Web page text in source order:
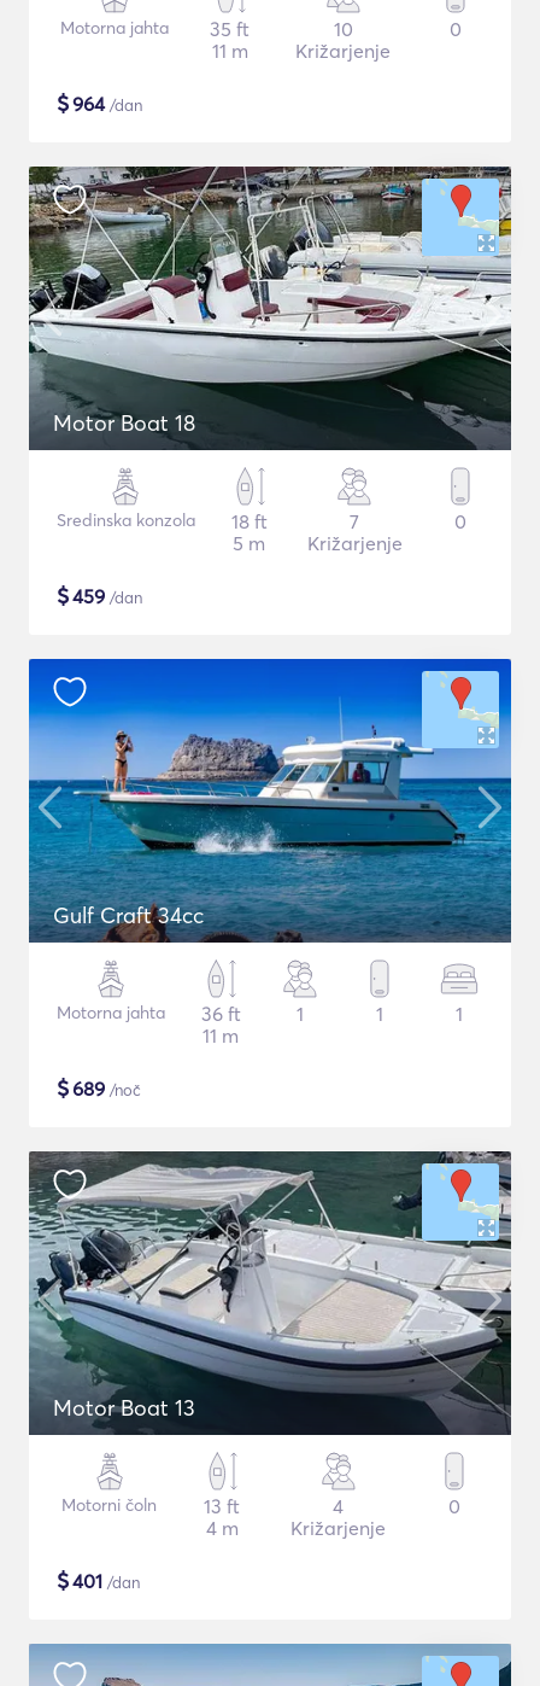
Motorna jahta
35 ft
11 m
10
Križarjenje
0
$964/dan
Motor Boat 18
Sredinska konzola
18 ft
5 m
7
Križarjenje
0
$459 /dan
Gulf Craft 34cc
Motorna jahta
36 ft
11 m
1 1 1
$689 /noč
Motor Boat 13
Motorni čoln
13 ft
4 m
4
Križarjenje
0
$401 /dan